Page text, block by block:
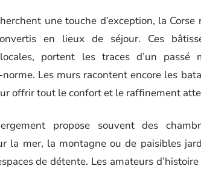
une touche d’exception, la
en lieux de séjour. Ces
portent les traces d’un passé
Les murs racontent encore les
offrir tout le confort et le raffinement
propose souvent des
la mer, la montagne ou de paisibles
de détente. Les amateurs